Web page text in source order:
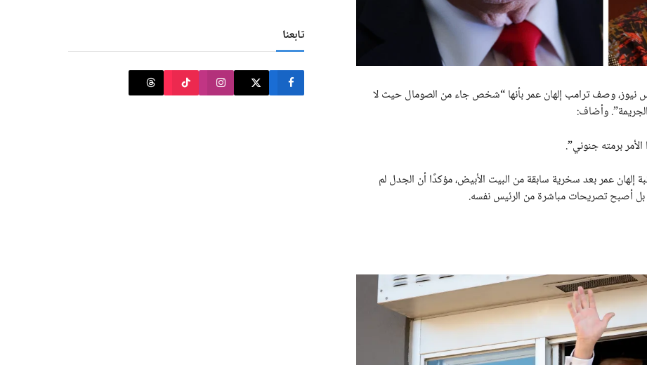
نيوز، وصف ترامب إلهان عمر بأنها “شخص جاء من الصومال حيث لا
وأضاف:
برمته جنوني”.
إلهان عمر بعد سخرية سابقة من البيت الأبيض، مؤكدًا أن الجدل لم
أصبح تصريحات مباشرة من الرئيس نفسه.
تابعنا